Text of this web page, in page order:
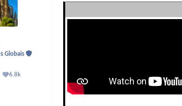
Globais
6.8k
Reputação